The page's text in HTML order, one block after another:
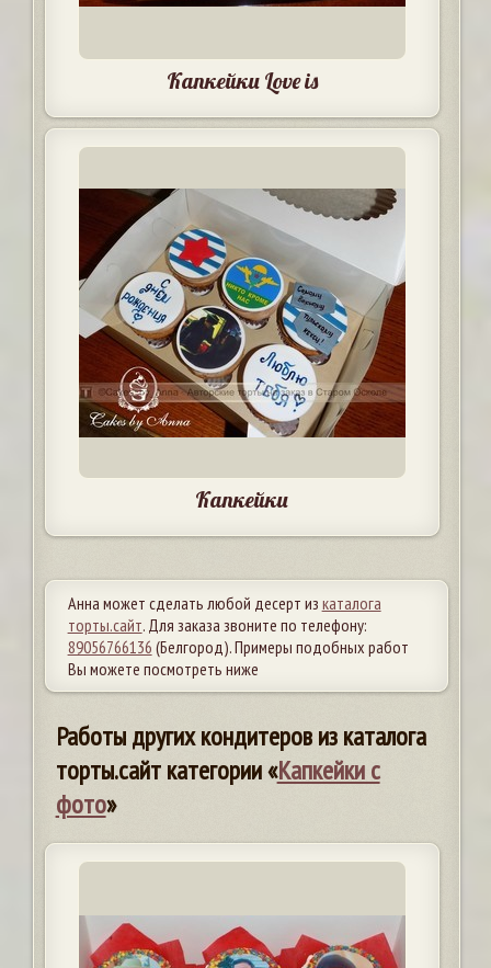
Капкейки Love is
Капкейки
Анна может сделать любой десерт из каталога
торты.сайт. Для заказа звоните по телефону:
89056766136 (Белгород). Примеры подобных работ
Вы можете посмотреть ниже
Работы других кондитеров из каталога
торты.сайт категории «Капкейки с
фото»